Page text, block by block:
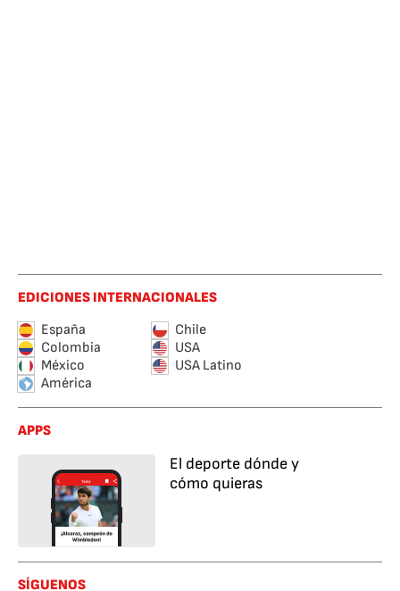
EDICIONES INTERNACIONALES
España
Chile
Colombia
USA
México
USA Latino
América
APPS
El deporte dónde y
cómo quieras
SÍGUENOS